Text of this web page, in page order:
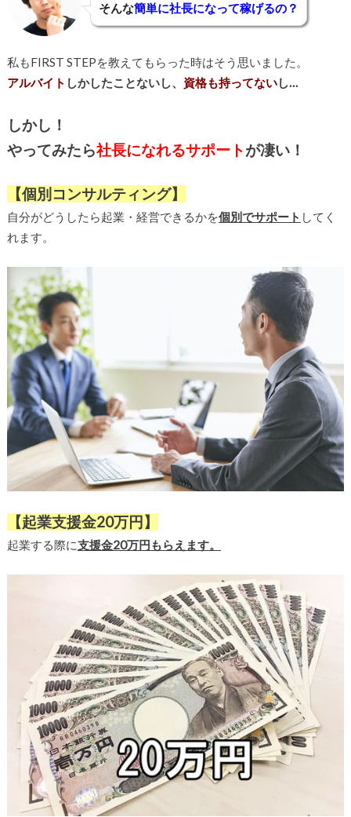
そんな簡単に社長になって稼げるの？
私もFIRST STEPを教えてもらった時はそう思いました。
アルバイト しかしたことないし、 資格も持ってないし…
しかし！
やってみたら社長になれるサポートが凄い！
【個別コンサルティング】
自分がどうしたら起業・経営できるかを個別でサポート してく
れます。
【起業支援金20万円】
起業する際に支援金20万円もらえます。